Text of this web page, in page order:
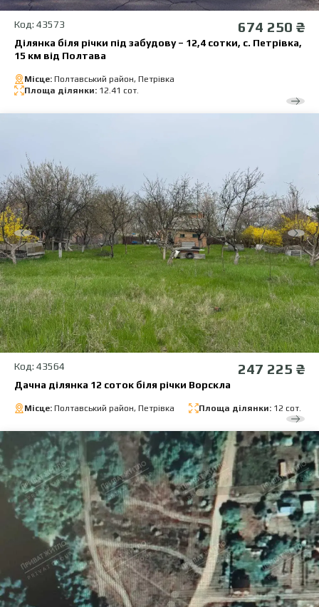
Код: 43573 674 250 ₴
Ділянка біля річки під забудову – 12,4 сотки, с. Петрівка,
15 км від Полтава
Місце: Полтавський район, Петрівка
Площа ділянки: 12.41 сот.
Код: 43564 247 225 ₴
Дачна ділянка 12 соток біля річки Ворскла
Місце: Полтавський район, Петрівка Площа ділянки: 12 сот.